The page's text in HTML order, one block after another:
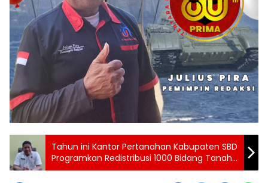
Tahun ini Kantor Pertanahan Kabupaten SBD
Programkan Redistribusi 1000 Bidang Tanah
untuk Warga di Kawasan Hutan